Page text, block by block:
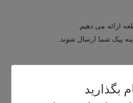
بگذارید
پیک شما ارسال شوند.